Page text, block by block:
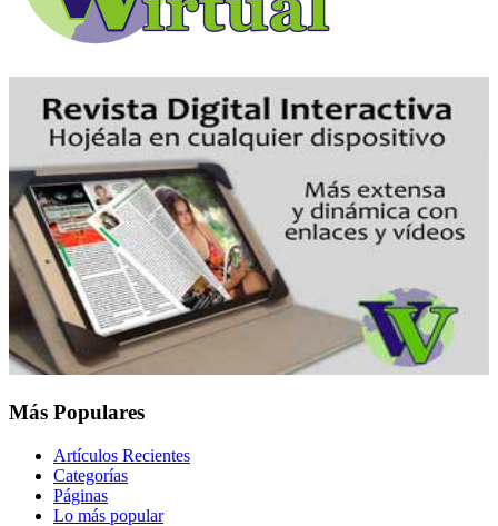
Más Populares
Artículos Recientes
Categorías
Páginas
Lo más popular